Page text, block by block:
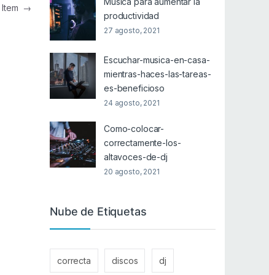
→
productividad
27 agosto, 2021
Escuchar-musica-en-casa-
mientras-haces-las-tareas-
es-beneficioso
24 agosto, 2021
Como-colocar-
correctamente-los-
altavoces-de-dj
20 agosto, 2021
Nube de Etiquetas
correcta discos dj